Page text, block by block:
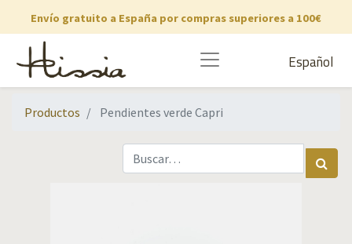
Envío gratuito a España por compras superiores a 100€
Español
Productos Pendientes verde Capri